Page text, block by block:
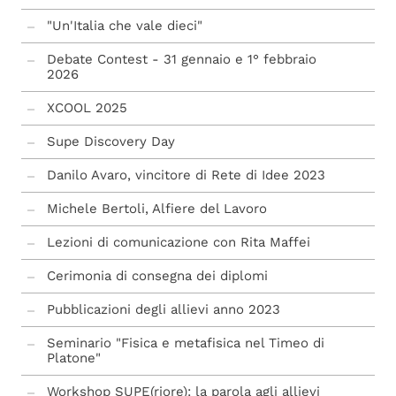
Alumni
Polo Lincei
Bando ammissione Scuola Superiore "di
Toppo Wassermann" a.a. 2026/27 - II anno -
stage informatica @ SUPE
“Intelligènzae” mostra multimediale
Locandina SUPEriamo il test
bando mobilità breve dottorandi.pdf
"Un'Italia che vale dieci"
Debate Contest - 31 gennaio e 1° febbraio
2026
XCOOL 2025
Supe Discovery Day
Danilo Avaro, vincitore di Rete di Idee 2023
Michele Bertoli, Alfiere del Lavoro
Lezioni di comunicazione con Rita Maffei
Cerimonia di consegna dei diplomi
Pubblicazioni degli allievi anno 2023
Seminario "Fisica e metafisica nel Timeo di
Platone"
Workshop SUPE(riore): la parola agli allievi